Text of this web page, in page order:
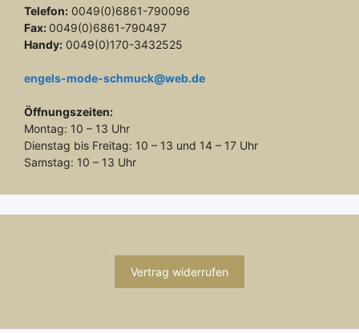
Telefon: 0049(0)6861-790096
Fax: 0049(0)6861-790497
Handy: 0049(0)170-3432525
engels-mode-schmuck@web.de
Öffnungszeiten:
Montag: 10 – 13 Uhr
Dienstag bis Freitag: 10 – 13 und 14 – 17 Uhr
Samstag: 10 – 13 Uhr
Vertrag widerrufen